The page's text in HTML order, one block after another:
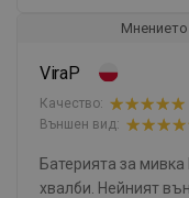
ViraP
Качество:
Външен вид:
Батерията за
хвалби. Нейният